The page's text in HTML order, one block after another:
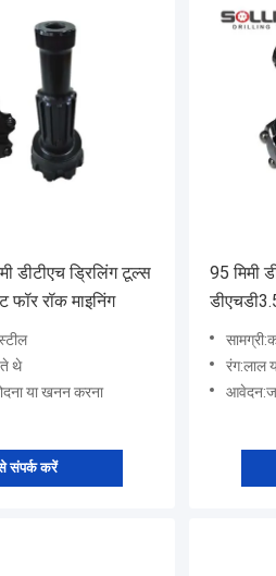
डीटीएच ड्रिलिंग टूल्स
फॉर रॉक माइनिंग
थे
या खनन करना
संपर्क करें
95 मिमी
रंग:लाल